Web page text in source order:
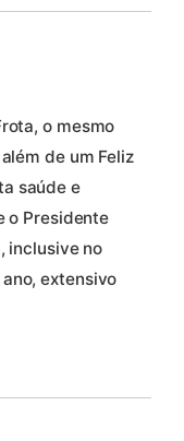
o mesmo
de um Feliz
saúde e
o Presidente
inclusive no
extensivo